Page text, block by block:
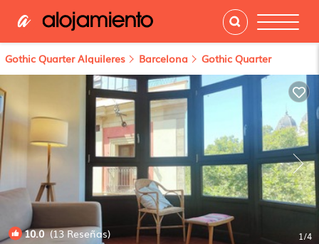
Gothic Quarter Alquileres Barcelona Gothic Quarter
10.0(13 Reseñas) 1/4